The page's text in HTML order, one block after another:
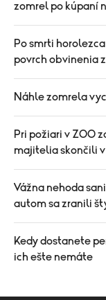
zomrel po kúpaní
Po smrti
povrch obvinenia
Náhle zomrela
Pri požiari v ZOO
majitelia skončili
Vážna nehoda
autom sa zranili
Kedy dostanete
ich ešte nemáte